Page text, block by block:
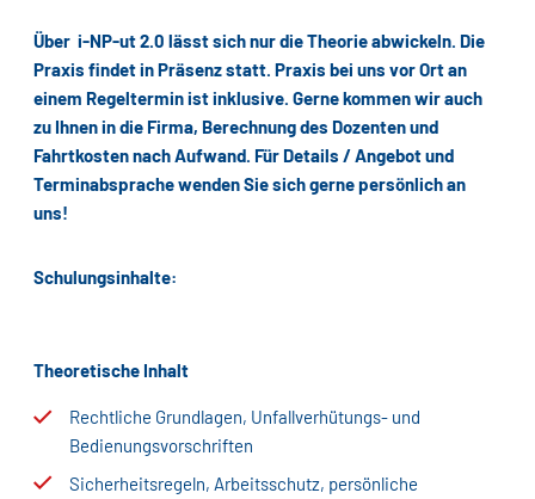
Über i-NP-ut 2.0 lässt sich nur die Theorie abwickeln. Die
Praxis findet in Präsenz statt. Praxis bei uns vor Ort an
einem Regeltermin ist inklusive. Gerne kommen wir auch
zu Ihnen in die Firma, Berechnung des Dozenten und
Fahrtkosten nach Aufwand. Für Details / Angebot und
Terminabsprache wenden Sie sich gerne persönlich an
uns!
Schulungsinhalte:
Theoretische Inhalt
Rechtliche Grundlagen, Unfallverhütungs- und
Bedienungsvorschriften
Sicherheitsregeln, Arbeitsschutz, persönliche